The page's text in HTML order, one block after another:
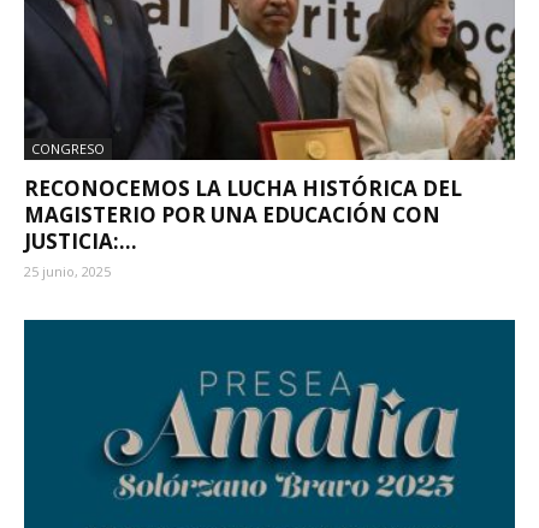
CONGRESO
RECONOCEMOS LA LUCHA HISTÓRICA DEL
MAGISTERIO POR UNA EDUCACIÓN CON
JUSTICIA:...
25 junio, 2025